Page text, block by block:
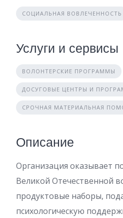
СОЦИАЛЬНАЯ ВОВЛЕЧЕННОСТЬ
Услуги и сервисы
ВОЛОНТЕРСКИЕ ПРОГРАММЫ
ДОСУГОВЫЕ ЦЕНТРЫ И
СРОЧНАЯ МАТЕРИАЛЬНАЯ
Описание
Организация оказывает
Великой Отечественной
продуктовые наборы,
психологическую